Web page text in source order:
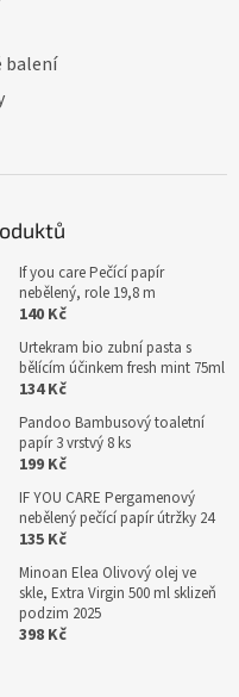
balení
If you care Pečící papír
nebělený, role 19,8 m
140 Kč
Urtekram bio zubní pasta s
bělícím účinkem fresh mint 75ml
134 Kč
Pandoo Bambusový toaletní
papír 3 vrstvý 8 ks
199 Kč
IF YOU CARE Pergamenový
nebělený pečící papír útržky 24
135 Kč
Minoan Elea Olivový olej ve
skle, Extra Virgin 500 ml sklizeň
podzim 2025
398 Kč